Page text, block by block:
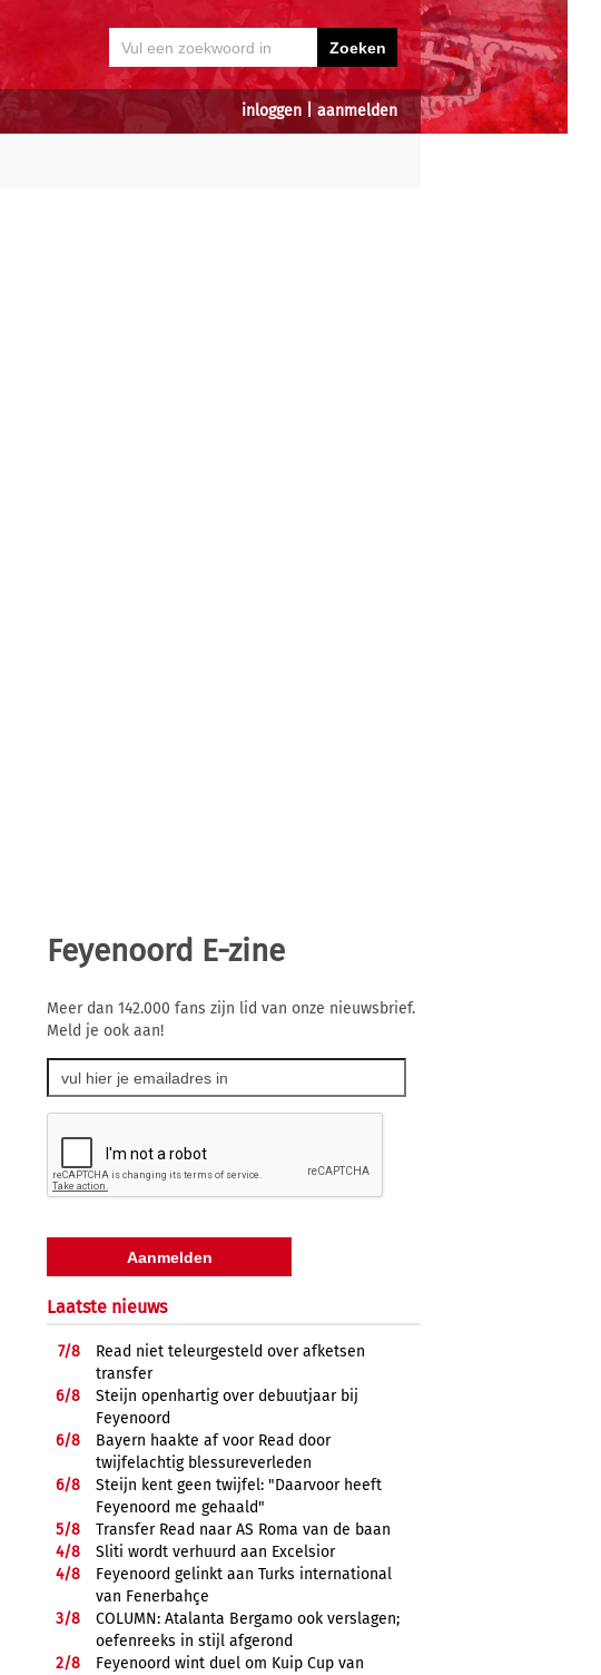
inloggen aanmelden
Feyenoord E-zine
Meer dan 142.000 fans zijn lid van onze nieuwsbrief.
Meld je ook aan!
Laatste nieuws
7/8
Read niet teleurgesteld over afketsen
transfer
6/8
Steijn openhartig over debuutjaar bij
Feyenoord
6/8
Bayern haakte af voor Read door
twijfelachtig blessureverleden
6/8
Steijn kent geen twijfel: "Daarvoor heeft
Feyenoord me gehaald"
5/8
Transfer Read naar AS Roma van de baan
4/8
Sliti wordt verhuurd aan Excelsior
4/8
Feyenoord gelinkt aan Turks international
van Fenerbahçe
3/8
COLUMN: Atalanta Bergamo ook verslagen;
oefenreeks in stijl afgerond
2/8
Feyenoord wint duel om Kuip Cup van